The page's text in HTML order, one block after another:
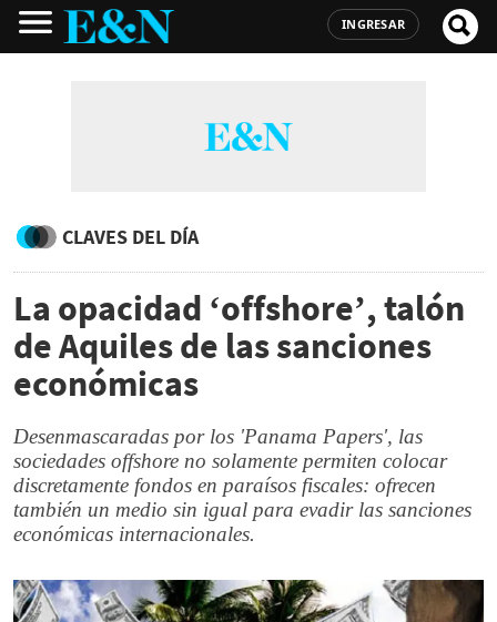
INGRESAR
CLAVES DEL DÍA
La opacidad ‘offshore’, talón
de Aquiles de las sanciones
económicas
Desenmascaradas por los 'Panama Papers', las
sociedades offshore no solamente permiten colocar
discretamente fondos en paraísos fiscales: ofrecen
también un medio sin igual para evadir las sanciones
económicas internacionales.